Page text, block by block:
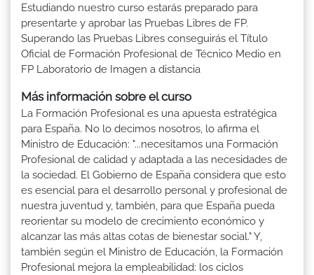
Estudiando nuestro curso estarás preparado para
presentarte y aprobar las Pruebas Libres de FP.
Superando las Pruebas Libres conseguirás el Título
Oficial de Formación Profesional de Técnico Medio en
FP Laboratorio de Imagen a distancia
Más información sobre el curso
La Formación Profesional es una apuesta estratégica
para España. No lo decimos nosotros, lo afirma el
Ministro de Educación: "...necesitamos una Formación
Profesional de calidad y adaptada a las necesidades de
la sociedad. El Gobierno de España considera que esto
es esencial para el desarrollo personal y profesional de
nuestra juventud y, también, para que España pueda
reorientar su modelo de crecimiento económico y
alcanzar las más altas cotas de bienestar social." Y,
también según el Ministro de Educación, la Formación
Profesional mejora la empleabilidad: los ciclos